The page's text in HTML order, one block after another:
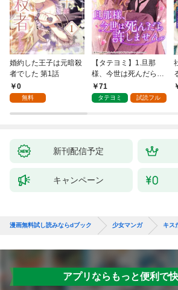
婚約した王子は元暗殺
者でした 第1話
0
無料
【タテヨミ】1.旦那
様、今世は死んだら許
しません
71
タテヨミ 試読フル
新刊配信予定
キャンペーン
漫画無料試し読みならdブック 少女マンガ キス
アプリならもっと便利で快